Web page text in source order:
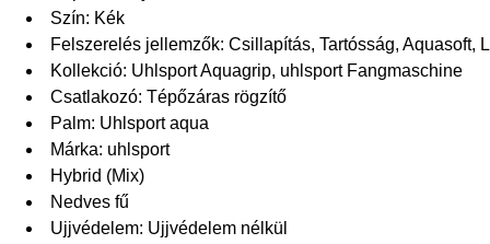
Szín: Kék
Felszerelés jellemzők: Csillapítás, Tartósság, Aquasoft,
Kollekció: Uhlsport Aquagrip, uhlsport Fangmaschine
Csatlakozó: Tépőzáras rögzítő
Palm: Uhlsport aqua
Márka: uhlsport
Hybrid (Mix)
Nedves fű
Ujjvédelem: Ujjvédelem nélkül